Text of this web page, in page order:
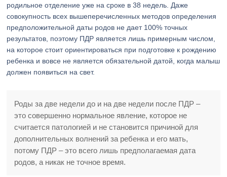
родильное отделение уже на сроке в 38 недель. Даже
совокупность всех вышеперечисленных методов определения
предположительной даты родов не дает 100% точных
результатов, поэтому ПДР является лишь примерным числом,
на которое стоит ориентироваться при подготовке к рождению
ребенка и вовсе не является обязательной датой, когда малыш
должен появиться на свет.
Роды за две недели до и на две недели после ПДР –
это совершенно нормальное явление, которое не
считается патологией и не становится причиной для
дополнительных волнений за ребенка и его мать,
потому ПДР – это всего лишь предполагаемая дата
родов, а никак не точное время.